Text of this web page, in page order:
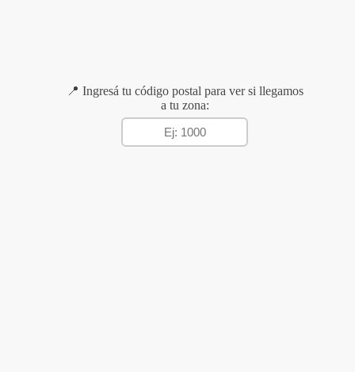
📍 Ingresá tu código postal para ver si llegamos
a tu zona: